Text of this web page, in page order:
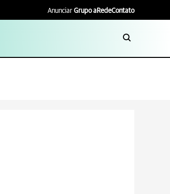
Anunciar Grupo aRedeContato